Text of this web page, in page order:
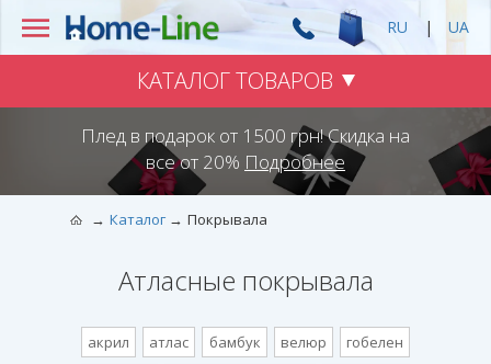
RU | UA
КАТАЛОГ ТОВАРОВ
Плед в подарок от 1500 грн! Скидка на
все от 20% Подробнее
Каталог Покрывала
Атласные покрывала
акрил атлас бамбук велюр
гобелен